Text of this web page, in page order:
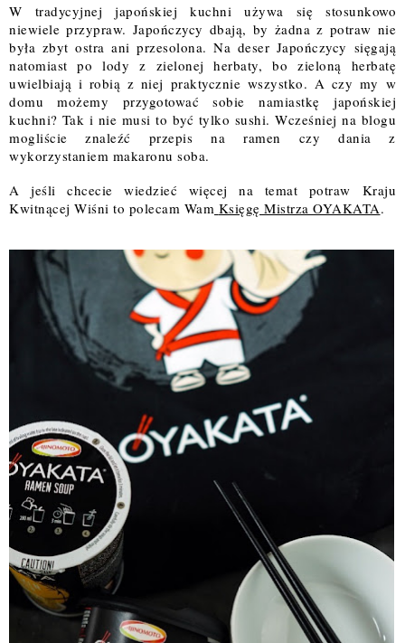
W tradycyjnej japońskiej kuchni używa się stosunkowo
niewiele przypraw. Japończycy dbają, by żadna z potraw nie
była zbyt ostra ani przesolona. Na deser Japończycy sięgają
natomiast po lody z zielonej herbaty, bo zieloną herbatę
uwielbiają i robią z niej praktycznie wszystko. A czy my w
domu możemy przygotować sobie namiastkę japońskiej
kuchni? Tak i nie musi to być tylko sushi. Wcześniej na blogu
mogliście znaleźć przepis na ramen czy dania z
wykorzystaniem makaronu soba.
A jeśli chcecie wiedzieć więcej na temat potraw Kraju
Kwitnącej Wiśni to polecam Wam Księgę Mistrza OYAKATA.